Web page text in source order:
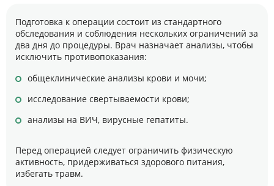
Подготовка к операции состоит из стандартного
обследования и соблюдения нескольких ограничений за
два дня до процедуры. Врач назначает анализы, чтобы
исключить противопоказания:
общеклинические анализы крови и мочи;
исследование свертываемости крови;
анализы на ВИЧ, вирусные гепатиты.
Перед операцией следует ограничить физическую
активность, придерживаться здорового питания,
избегать травм.